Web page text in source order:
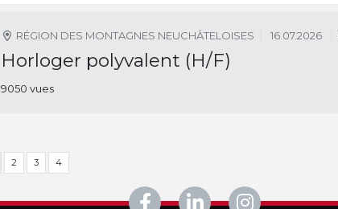
RÉGION DES MONTAGNES NEUCHÂTELOISES 16.07.2026
Horloger polyvalent (H/F)
9050 vues
2 3 4